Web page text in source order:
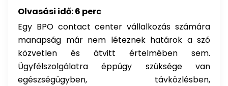
Olvasási idő: 6 perc
Egy BPO contact center vállalkozás számára
manapság már nem léteznek határok a szó
közvetlen és átvitt értelmében sem.
Ügyfélszolgálatra éppúgy szüksége van
egészségügyben, távközlésben,